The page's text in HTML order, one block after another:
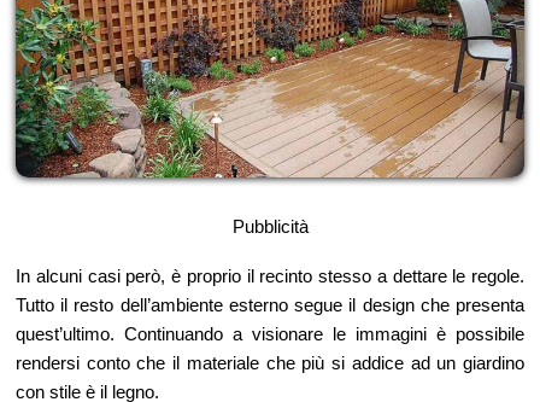
Pubblicità
In alcuni casi però, è proprio il recinto stesso a dettare le regole.
Tutto il resto dell’ambiente esterno segue il design che presenta
quest’ultimo. Continuando a visionare le immagini è possibile
rendersi conto che il materiale che più si addice ad un giardino
con stile è il legno.